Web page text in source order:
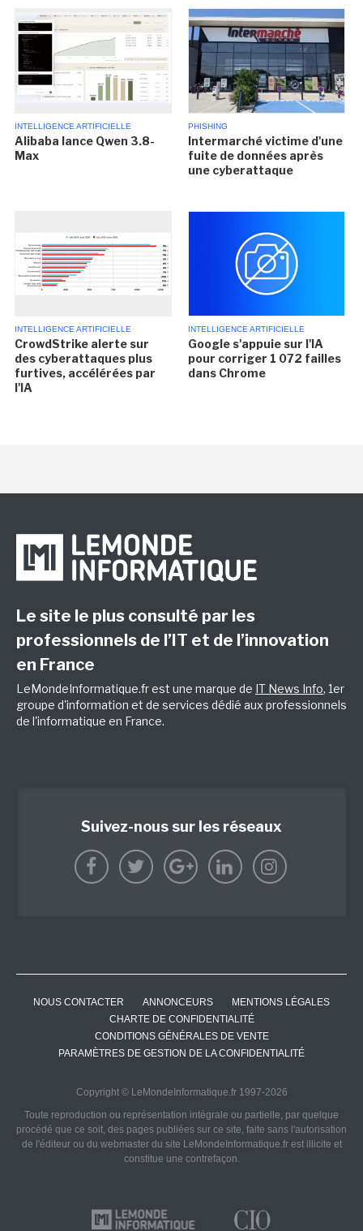
INTELLIGENCE ARTIFICIELLE
Alibaba lance Qwen 3.8-
Max
PHISHING
Intermarché victime d'une
fuite de données après
une cyberattaque
INTELLIGENCE ARTIFICIELLE
CrowdStrike alerte sur
des cyberattaques plus
furtives, accélérées par
l'IA
INTELLIGENCE ARTIFICIELLE
Google s'appuie sur l'IA
pour corriger 1 072 failles
dans Chrome
Le site le plus consulté par les
professionnels de l’IT et de l’innovation
en France
LeMondeInformatique.fr est une marque de IT News Info, 1er
groupe d'information et de services dédié aux professionnels
de l'informatique en France.
Suivez-nous sur les réseaux
NOUS CONTACTER ANNONCEURS
MENTIONS LÉGALES
CHARTE DE CONFIDENTIALITÉ
CONDITIONS GÉNÉRALES DE VENTE
PARAMÈTRES DE GESTION DE LA CONFIDENTIALITÉ
Copyright © LeMondeInformatique.fr 1997-2026
Toute reproduction ou représentation intégrale ou partielle, par quelque
procédé que ce soit, des pages publiées sur ce site, faite sans l'autorisation
de l'éditeur ou du webmaster du site LeMondeInformatique.fr est illicite et
constitue une contrefaçon.